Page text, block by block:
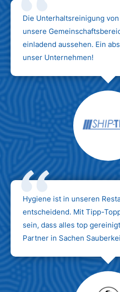
Die Unterhaltsreinigung
unsere
einladend aussehen. Ein
unser Unternehmen!
Hygiene ist in unseren
entscheidend. Mit Tipp-
sein, dass alles top
Partner in Sachen